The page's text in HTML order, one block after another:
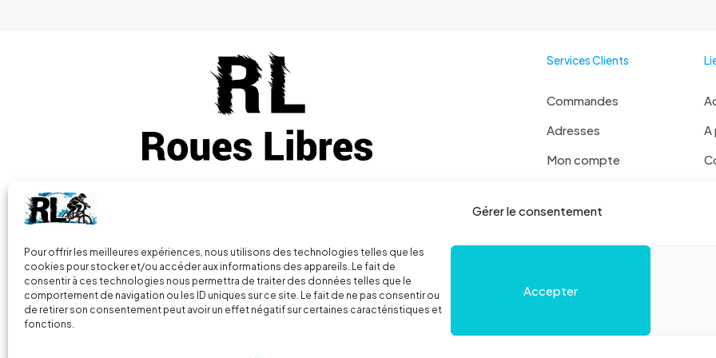
Gérer le consentement
Pour offrir les meilleures expériences, nous utilisons des technologies telles que les
cookies pour stocker et/ou accéder aux informations des appareils. Le fait de
consentir à ces technologies nous permettra de traiter des données telles que le
comportement de navigation ou les ID uniques sur ce site. Le fait de ne pas consentir ou
de retirer son consentement peut avoir un effet négatif sur certaines caractéristiques et
fonctions.
Accepter
choisies
produit
Vous avez des questions ? Contactez moi !
+33 (0) 7 86 36 78 52
2 Parc de la Presle, 70160 Faverney
France
Services Clients
Commandes
Adresses
Mon compte
Se déconnecter
Politique de cookies
A